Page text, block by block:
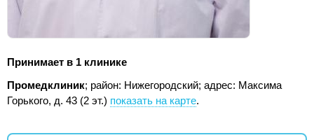
Принимает в 1 клинике
Промедклиник; район: Нижегородский; адрес: Максима
Горького, д. 43 (2 эт.) показать на карте.